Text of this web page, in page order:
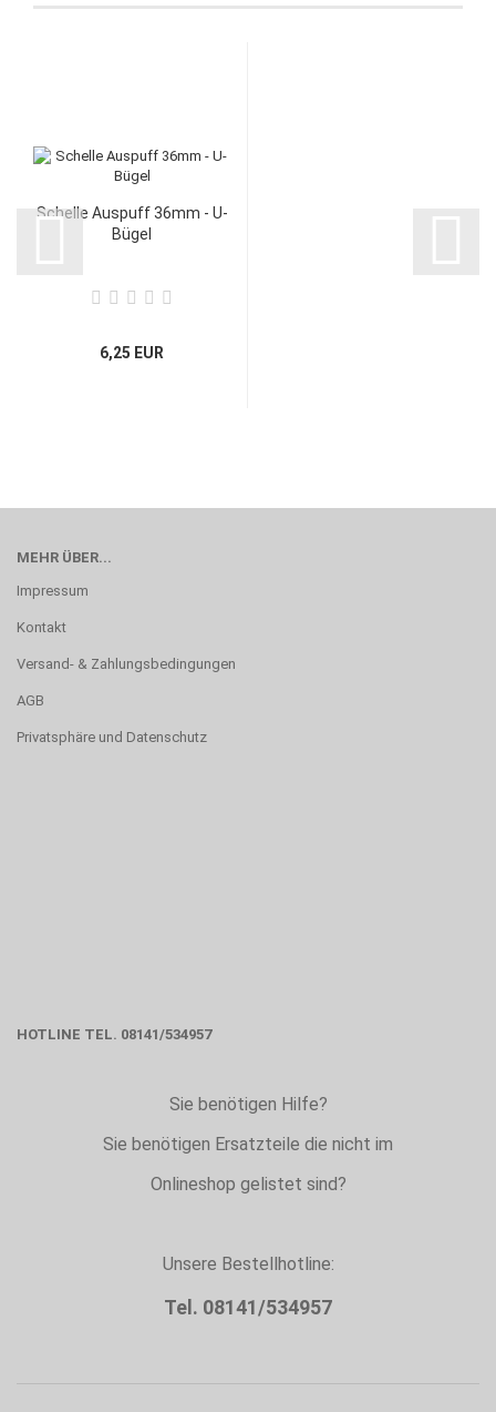
Schelle Auspuff 36mm - U-
Bügel
6,25 EUR
MEHR ÜBER...
Impressum
Kontakt
Versand- & Zahlungsbedingungen
AGB
Privatsphäre und Datenschutz
HOTLINE TEL. 08141/534957
Sie benötigen Hilfe?
Sie benötigen Ersatzteile die nicht im
Onlineshop gelistet sind?
Unsere Bestellhotline:
Tel. 08141/534957